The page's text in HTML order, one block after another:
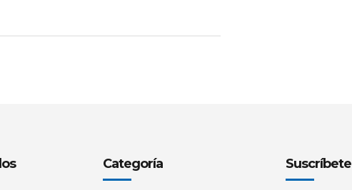
Categoría Suscríbete